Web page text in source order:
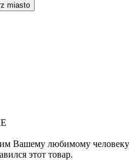
Вашему любимому человеку
этот товар.